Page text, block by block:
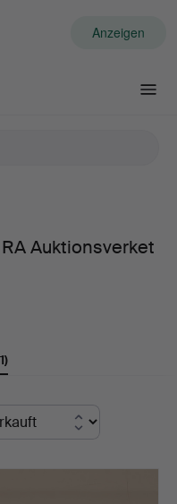
Anzeigen
Auktionsverket